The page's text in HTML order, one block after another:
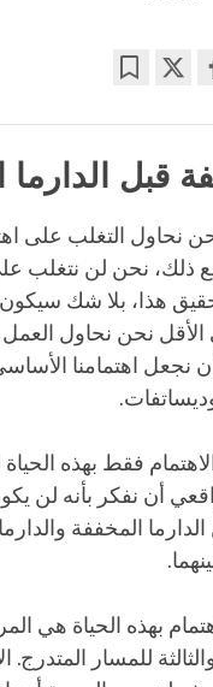
قبل الدارما
التغلب على
ذلك، نحن لن نتغلب
هذا، بلا شك سيكون
الأقل نحن نحاول
أن نجعل اهتمامنا
فقط بهذه الحياة
أن نفكر بأنه لن
المخففة
بهذه الحياة
للمسار